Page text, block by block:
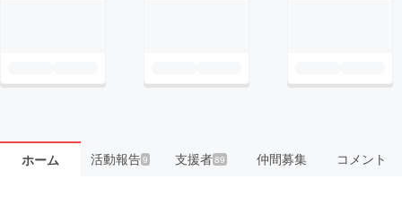
ホーム 活動報告9 支援者89 仲間募集 コメント